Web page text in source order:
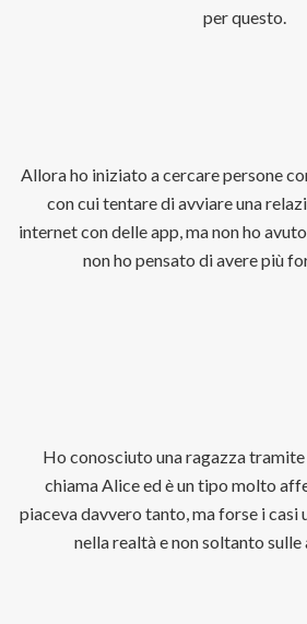
per questo.
Allora ho iniziato a cercare persone
con cui tentare di avviare una
internet con delle app, ma non ho
non ho pensato di avere più
Ho conosciuto una ragazza
chiama Alice ed è un tipo molto
piaceva davvero tanto, ma forse i casi
nella realtà e non soltanto